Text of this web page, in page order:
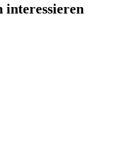
interessieren